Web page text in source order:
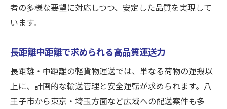
者の多様な要望に対応しつつ、安定した品質を実現して
います。
長距離中距離で求められる高品質運送力
長距離・中距離の軽貨物運送では、単なる荷物の運搬以
上に、計画的な輸送管理と安全運転が求められます。八
王子市から東京・埼玉方面など広域への配送案件も多